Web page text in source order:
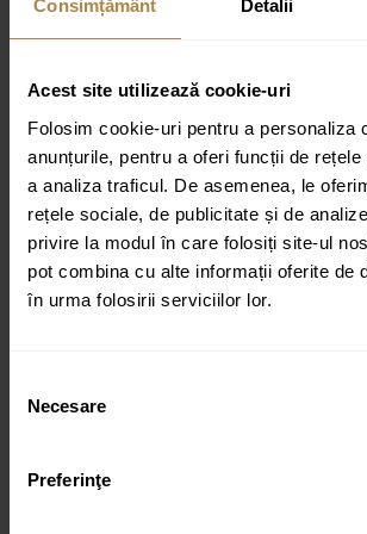
Consimțământ Detalii
Acest site utilizează cookie-uri
Folosim cookie-uri pentru a personaliza
anunțurile, pentru a oferi funcții de
a analiza traficul. De asemenea, le
rețele sociale, de publicitate și de
privire la modul în care folosiți site-ul
pot combina cu alte informații oferite de
în urma folosirii serviciilor lor.
consimțământului
Necesare
Preferinţe
Bideu Suspendat Invena
939,00lei
Disponibil pentru
Estimat de livrare:
18-21 de zile
ADAUGĂ ÎN COȘ